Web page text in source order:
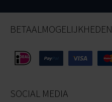
BETAALMOGELIJKHEDEN
SOCIAL MEDIA